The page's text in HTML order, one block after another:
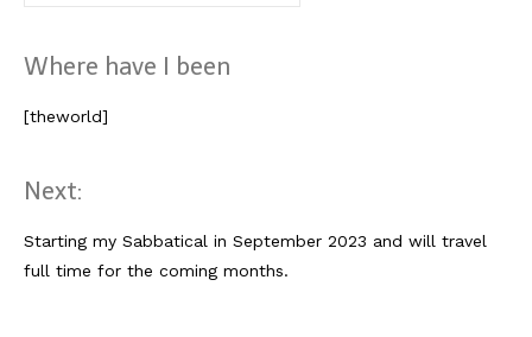
nach:
Where have I been
[theworld]
Next:
Starting my Sabbatical in September 2023 and will travel
full time for the coming months.